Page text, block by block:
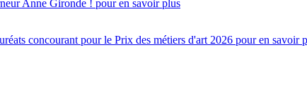
Anne Gironde ! pour en savoir plus
concourant pour le Prix des métiers d'art 2026 pour en savoir